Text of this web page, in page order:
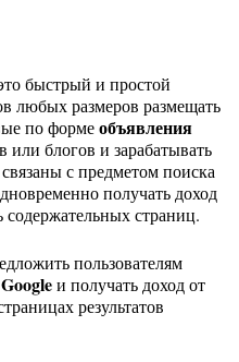
быстрый и простой
любых размеров размещать
по формеобъявления
или блогов и зарабатывать
с предметом поиска
получать доход
страниц.
пользователям
и получать доход от
результатов